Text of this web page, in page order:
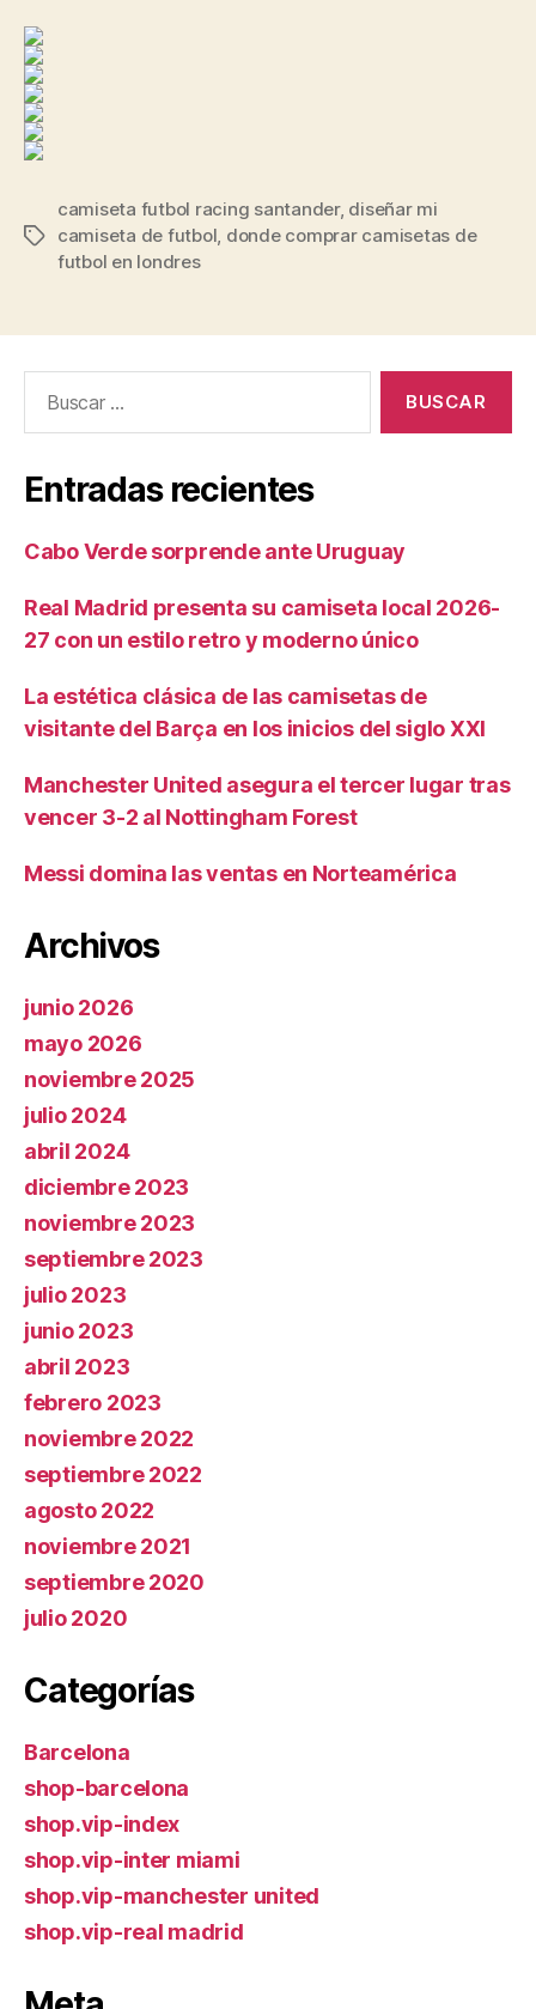
Etiquetas
camiseta futbol racing santander, diseñar mi
camiseta de futbol, donde comprar camisetas de
futbol en londres
Entradas recientes
Cabo Verde sorprende ante Uruguay
Real Madrid presenta su camiseta local 2026-
27 con un estilo retro y moderno único
La estética clásica de las camisetas de
visitante del Barça en los inicios del siglo XXI
Manchester United asegura el tercer lugar tras
vencer 3-2 al Nottingham Forest
Messi domina las ventas en Norteamérica
Archivos
junio 2026
mayo 2026
noviembre 2025
julio 2024
abril 2024
diciembre 2023
noviembre 2023
septiembre 2023
julio 2023
junio 2023
abril 2023
febrero 2023
noviembre 2022
septiembre 2022
agosto 2022
noviembre 2021
septiembre 2020
julio 2020
Categorías
Barcelona
shop-barcelona
shop.vip-index
shop.vip-inter miami
shop.vip-manchester united
shop.vip-real madrid